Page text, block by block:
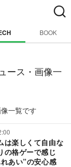
BOOK
ース・画像一
一覧です
は楽しくて自由な
の格ゲーで感じ
あい”の安心感